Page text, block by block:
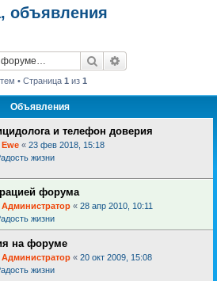
объявления
Поиск
• Страница 1 из 1
Объявления
и телефон доверия
Ewe « 23 фев 2018, 15:18
жизни
форума
Администратор « 28 апр 2010, 10:11
жизни
на форуме
Администратор « 20 окт 2009, 15:08
жизни